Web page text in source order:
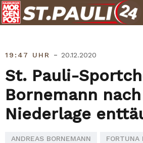
Skip
to
19:47 UHR - 20.12.2020
St. Pauli-
Bornemann nach
Niederlage
ANDREAS BORNEMANN FORTUNA